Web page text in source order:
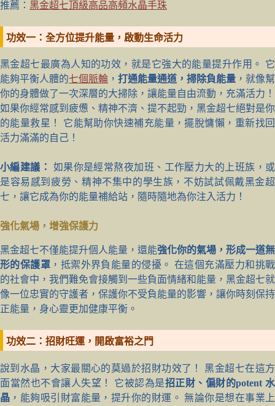
推薦： 黑金超七頂級高品高頻水晶手珠
功效一：全方位提升能量，啟動生命活力
黑金超七最廣為人知的功效，就是它強大的能量提升作用。 它
能夠平衡人體的七個脈輪 ， 打通能量通道，掃除負能量 ，就像幫
你的身體做了一次深層的大掃除，讓能量自由流動，充滿活力！
如果你經常感到疲憊、精神不濟、提不起勁，黑金超七絕對是你
的能量救星！ 它能幫助你快速補充能量，擺脫慵懶，重新找回
活力滿滿的自己！
小編建議：
如果你是經常熬夜加班、工作壓力大的上班族，或
是容易感到疲勞、精神不集中的學生族，不妨試試佩戴黑金超
七，讓它成為你的能量補給站，隨時隨地為你注入活力！
強化氣場，增強保護力
黑金超七不僅能提升個人能量，還能強化你的氣場，形成一道無
形的保護罩 ，抵禦外界負能量的侵擾。 在這個充滿壓力和挑戰
的社會中，我們難免會接觸到一些負面情緒和能量，黑金超七就
像一位忠實的守護者，保護你不受負能量的影響，讓你時刻保持
正能量，身心靈更加健康平衡。
功效二：招財旺運，開啟富裕之門
說到水晶，大家最關心的莫過於招財功效了！ 黑金超七在這方
面當然也不會讓人失望！ 它被認為是招正財、偏財的potent 水
晶 ，能夠吸引財富能量，提升你的財運。 無論你是想在事業上